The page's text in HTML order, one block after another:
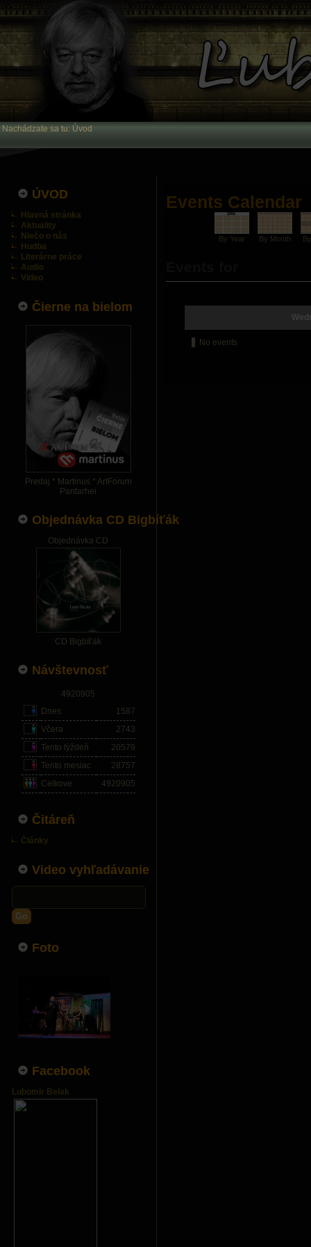
Nachádzate sa tu: Úvod
ÚVOD
Hlavná stránka
Aktuality
Niečo o nás
Hudba
Literárne práce
Audio
Video
Čierne na bielom
Predaj * Martinus * ArtForum
Pantarhei
Objednávka CD Bigbíťák
Objednávka CD
CD Bigbíťák
Návštevnosť
4920905
Dnes
1587
Včera
2743
Tento týždeň
20579
Tento mesiac
28757
Celkove
4920905
Čitáreň
Články
Video vyhľadávanie
Go
Foto
Facebook
Lubomir Belak
Events Calendar
By Year By Month
No events